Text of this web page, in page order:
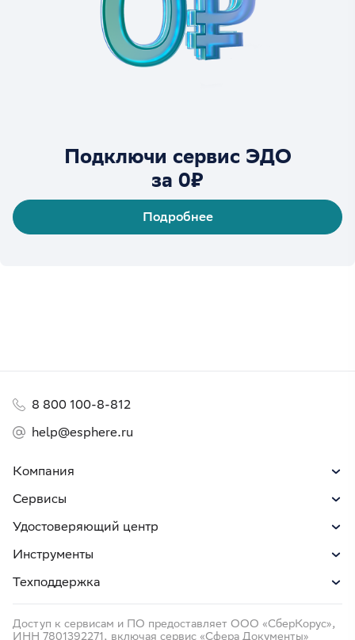
Подключи сервис ЭДО
за 0₽
Подробнее
Компания
Сервисы
Удостоверяющий центр
Инструменты
Техподдержка
8 800 100-8-812
help@esphere.ru
Доступ к сервисам и ПО предоставляет ООО «СберКорус»,
ИНН 7801392271, включая сервис «Сфера Документы»